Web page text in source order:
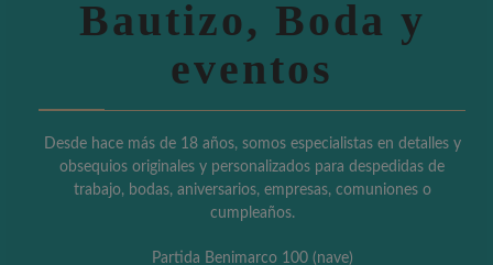
Bautizo, Boda y
eventos
Desde hace más de 18 años, somos especialistas en detalles y
obsequios originales y personalizados para despedidas de
trabajo, bodas, aniversarios, empresas, comuniones o
cumpleaños.
Partida Benimarco 100 (nave)